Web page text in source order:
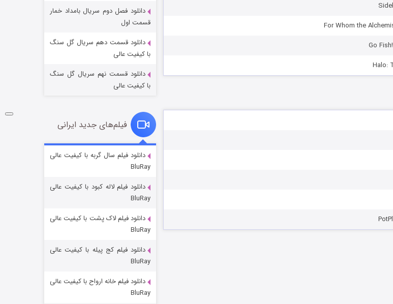
شکست استوارت در نجات جهان
قسمت ۷ (زیرنویس) منتشر شد
شوگر فصل ۲
قسمت
خاندان اژدها فصل ۳
دانلود فصل دوم سریال بامداد خمار
قسمت اول
دانلود قسمت دهم سریال گل سنگ
با کیفیت عالی
دانلود قسمت نهم سریال گل سنگ
با کیفیت عالی
فیلم‌های جدید ایرانی
دانلود فیلم سال گربه با کیفیت عالی
BluRay
دانلود فیلم لاله کبود با کیفیت عالی
BluRay
دانلود فیلم لاک پشت با کیفیت عالی
BluRay
دانلود فیلم کج‌ پیله با کیفیت عالی
BluRay
دانلود فیلم خانه ارواح با کیفیت عالی
BluRay